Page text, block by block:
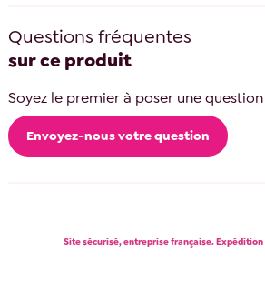
Questions fréquentes
sur ce produit
Soyez le premier à poser une
Envoyez-nous votre question
Site sécurisé, entreprise française. Expédition